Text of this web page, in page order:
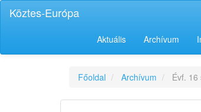
Navigation
Sidebar
Köztes-Európa
Aktuális Archívum
Főoldal Archívum Évf.